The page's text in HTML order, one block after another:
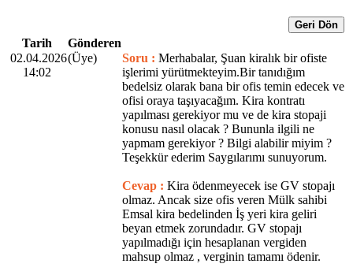
Geri Dön
Tarih
Gönderen
02.04.2026
14:02
(Üye) Soru : Merhabalar, Şuan kiralık bir ofiste
işlerimi yürütmekteyim.Bir tanıdığım
bedelsiz olarak bana bir ofis temin edecek ve
ofisi oraya taşıyacağım. Kira kontratı
yapılması gerekiyor mu ve de kira stopaji
konusu nasıl olacak ? Bununla ilgili ne
yapmam gerekiyor ? Bilgi alabilir miyim ?
Teşekkür ederim Saygılarımı sunuyorum.
Cevap : Kira ödenmeyecek ise GV stopajı
olmaz. Ancak size ofis veren Mülk sahibi
Emsal kira bedelinden İş yeri kira geliri
beyan etmek zorundadır. GV stopajı
yapılmadığı için hesaplanan vergiden
mahsup olmaz , verginin tamamı ödenir.